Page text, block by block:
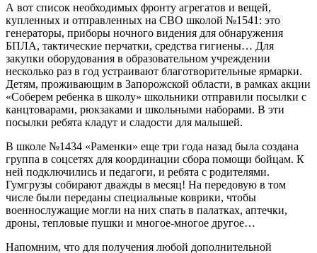
А вот список необходимых фронту агрегатов и вещей,
купленных и отправленных на СВО школой №1541: это
генераторы, приборы ночного видения для обнаружения
БПЛА, тактические перчатки, средства гигиены… Для
закупки оборудования в образовательном учреждении
несколько раз в год устраивают благотворительные ярмарки.
Детям, проживающим в Запорожской области, в рамках акции
«Соберем ребенка в школу» школьники отправили посылки с
канцтоварами, рюкзаками и школьными наборами. В эти
посылки ребята кладут и сладости для малышей.
В школе №1434 «Раменки» еще три года назад была создана
группа в соцсетях для координации сбора помощи бойцам. К
ней подключились и педагоги, и ребята с родителями.
Гумгрузы собирают дважды в месяц! На передовую в том
числе были переданы специальные коврики, чтобы
военнослужащие могли на них спать в палатках, аптечки,
дроны, тепловые пушки и многое-многое другое…
Напомним, что для получения любой дополнительной